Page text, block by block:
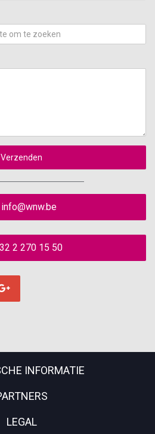
Verzenden
info@wnw.be
2 270 15 50
INFORMATIE
LEGAL